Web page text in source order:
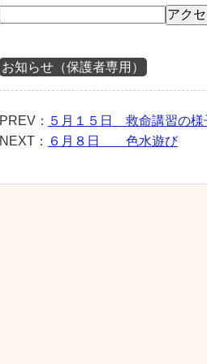
お知らせ（保護者専用）
PREV： ５月１５日 救命講習の様
NEXT：
６月８日 色水遊び